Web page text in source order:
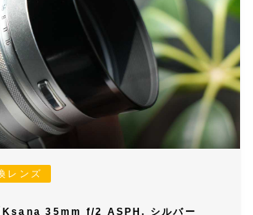
レンズ
35mm f/2 ASPH. シルバー